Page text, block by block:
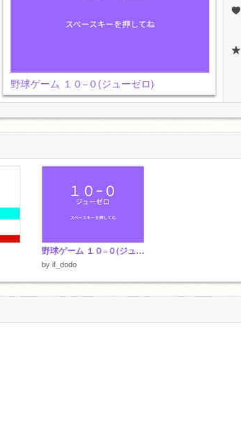
野球ゲーム １０−０(ジューゼロ)
野球ゲーム １０−０(ジューゼロ)
by if_dodo